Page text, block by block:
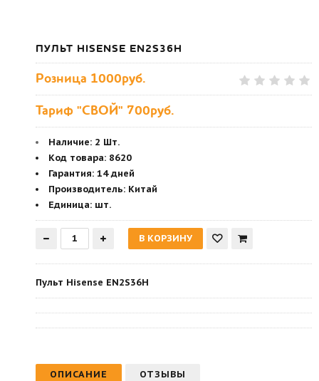
ПУЛЬТ HISENSE EN2S36H
Розница 1000руб.
Тариф "СВОЙ" 700руб.
Наличие: 2 Шт.
Код товара: 8620
Гарантия: 14 дней
Производитель: Китай
Единица: шт.
Пульт Hisense EN2S36H
ОПИСАНИЕ ОТЗЫВЫ